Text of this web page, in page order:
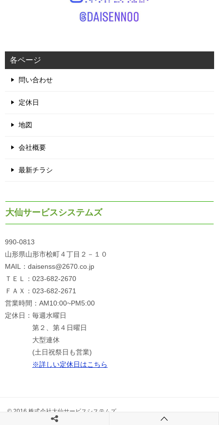
各ページ
問い合わせ
定休日
地図
会社概要
最新チラシ
大仙サービスシステムズ
990-0813
山形県山形市桧町４丁目２－１０
MAIL：daisenss@2670.co.jp
ＴＥＬ：023-682-2670
ＦＡＸ：023-682-2671
営業時間：AM10:00~PM5:00
定休日：毎週水曜日
第２、第４日曜日
大型連休
(土日祝祭日も営業)
※詳しい定休日はこちら
© 2016 株式会社大仙サービスシステムズ